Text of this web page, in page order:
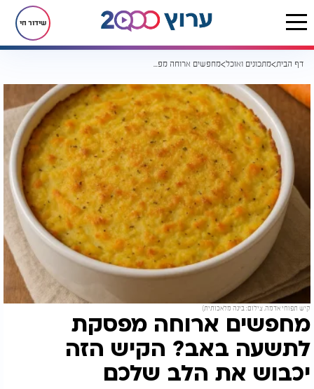
שידור חי
דף הבית מתכונים ואוכל מחפשים ארוחה מפסקת לתשעה באב? הקיש הזה יכבוש את הלב שלכם
קיש תפוחי אדמה. צילום: בינה מלאכותית)
מחפשים ארוחה מפסקת
לתשעה באב? הקיש הזה
יכבוש את הלב שלכם